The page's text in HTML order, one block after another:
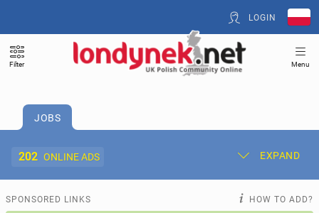
LOGIN
Filter Menu
JOBS
202 ONLINE ADS EXPAND
Post New Ad My Ads
SPONSORED LINKS HOW TO ADD?